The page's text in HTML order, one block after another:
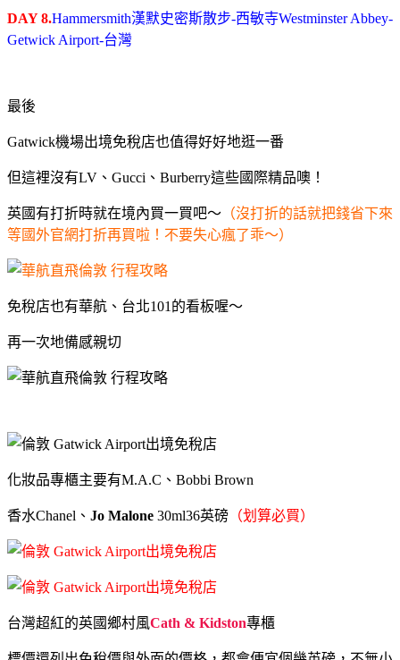
DAY 8.Hammersmith漢默史密斯散步-西敏寺Westminster Abbey-
Getwick Airport-台灣
最後
Gatwick機場出境免稅店也值得好好地逛一番
但這裡沒有LV、Gucci、Burberry這些國際精品噢！
英國有打折時就在境內買一買吧～ （沒打折的話就把錢省下來
等國外官網打折再買啦！不要失心瘋了乖～）
免稅店也有華航、台北101的看板喔～
再一次地備感親切
化妝品專櫃主要有M.A.C、Bobbi Brown
香水Chanel、 Jo Malone 30ml36英磅 （划算必買）
台灣超紅的英國鄉村風Cath & Kidston專櫃